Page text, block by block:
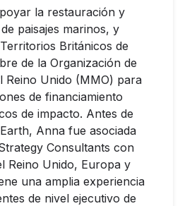
la restauración y
paisajes marinos, y
Británicos de
de la Organización de
Reino Unido (MMO) para
de financiamiento
de impacto. Antes de
Anna fue asociada
Consultants con
Reino Unido, Europa y
una amplia experiencia
de nivel ejecutivo de